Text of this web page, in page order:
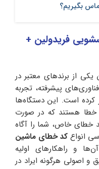
بگیریم؟
فریدولین +
یکی از برندهای معتبر در
پیشرفته، تجربه
است. این دستگاه‌ها
هستند که در صورت
خطای خاص، شما را آگاه
انواع کد خطای ماشین
و راهکارهای اولیه
و اصولی هرگونه ایراد در